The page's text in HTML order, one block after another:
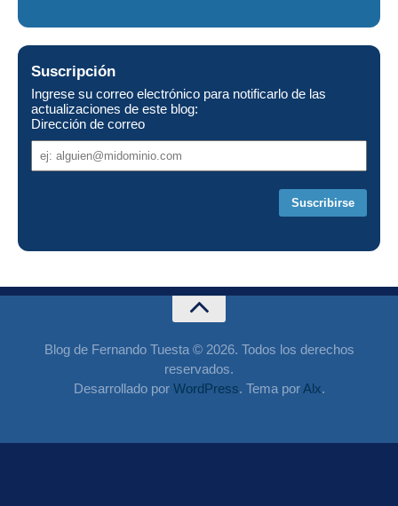
Suscripción
Ingrese su correo electrónico para notificarlo de las
actualizaciones de este blog:
Dirección de correo
de
Blog de Fernando Tuesta © 2026. Todos los derechos
reservados.
Desarrollado por WordPress. Tema porAlx.